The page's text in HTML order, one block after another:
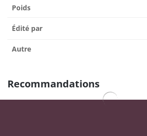
Poids
Édité par
Autre
Recommandations